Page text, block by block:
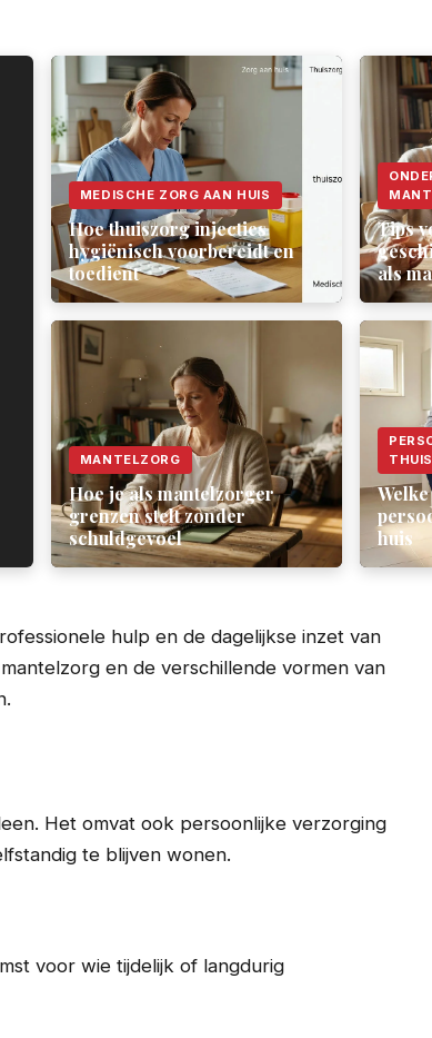
MEDISCHE ZORG AAN HUIS
Hoe thuiszorg injecties
hygiënisch voorbereidt en
toedient
Tips
als
MANTELZORG
Hoe je als mantelzorger
grenzen stelt zonder
schuldgevoel
THUIS
huis
hulp en de dagelijkse inzet van
en de verschillende vormen van
Het omvat ook persoonlijke verzorging
te blijven wonen.
voor wie tijdelijk of langdurig